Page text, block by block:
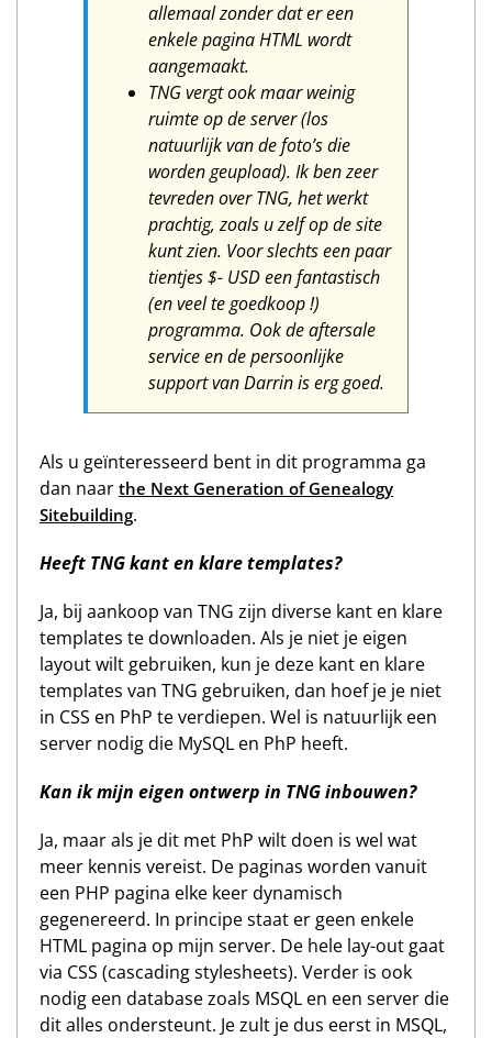
allemaal zonder dat er een
enkele pagina HTML wordt
aangemaakt.
TNG vergt ook maar weinig
ruimte op de server (los
natuurlijk van de foto’s die
worden geupload). Ik ben zeer
tevreden over TNG, het werkt
prachtig, zoals u zelf op de site
kunt zien. Voor slechts een paar
tientjes $- USD een fantastisch
(en veel te goedkoop !)
programma. Ook de aftersale
service en de persoonlijke
support van Darrin is erg goed.
Als u geïnteresseerd bent in dit programma ga
dan naar the Next Generation of Genealogy
Sitebuilding.
Heeft TNG kant en klare templates?
Ja, bij aankoop van TNG zijn diverse kant en klare
templates te downloaden. Als je niet je eigen
layout wilt gebruiken, kun je deze kant en klare
templates van TNG gebruiken, dan hoef je je niet
in CSS en PhP te verdiepen. Wel is natuurlijk een
server nodig die MySQL en PhP heeft.
Kan ik mijn eigen ontwerp in TNG inbouwen?
Ja, maar als je dit met PhP wilt doen is wel wat
meer kennis vereist. De paginas worden vanuit
een PHP pagina elke keer dynamisch
gegenereerd. In principe staat er geen enkele
HTML pagina op mijn server. De hele lay-out gaat
via CSS (cascading stylesheets). Verder is ook
nodig een database zoals MSQL en een server die
dit alles ondersteunt. Je zult je dus eerst in MSQL,